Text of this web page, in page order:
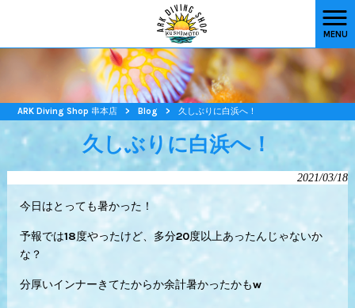
MENU
ARK Diving Shop 串本店 > Blog > 久しぶりに白浜へ！
久しぶりに白浜へ！
2021/03/18
今日はとっても暑かった！
予報では18度やったけど、多分20度以上あったんじゃないか
な？
分厚いインナーきてたからか余計暑かったかもw